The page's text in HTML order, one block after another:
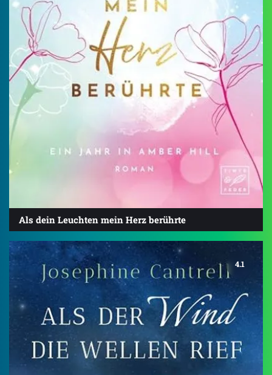
Als dein Leuchten mein Herz berührte
4.1